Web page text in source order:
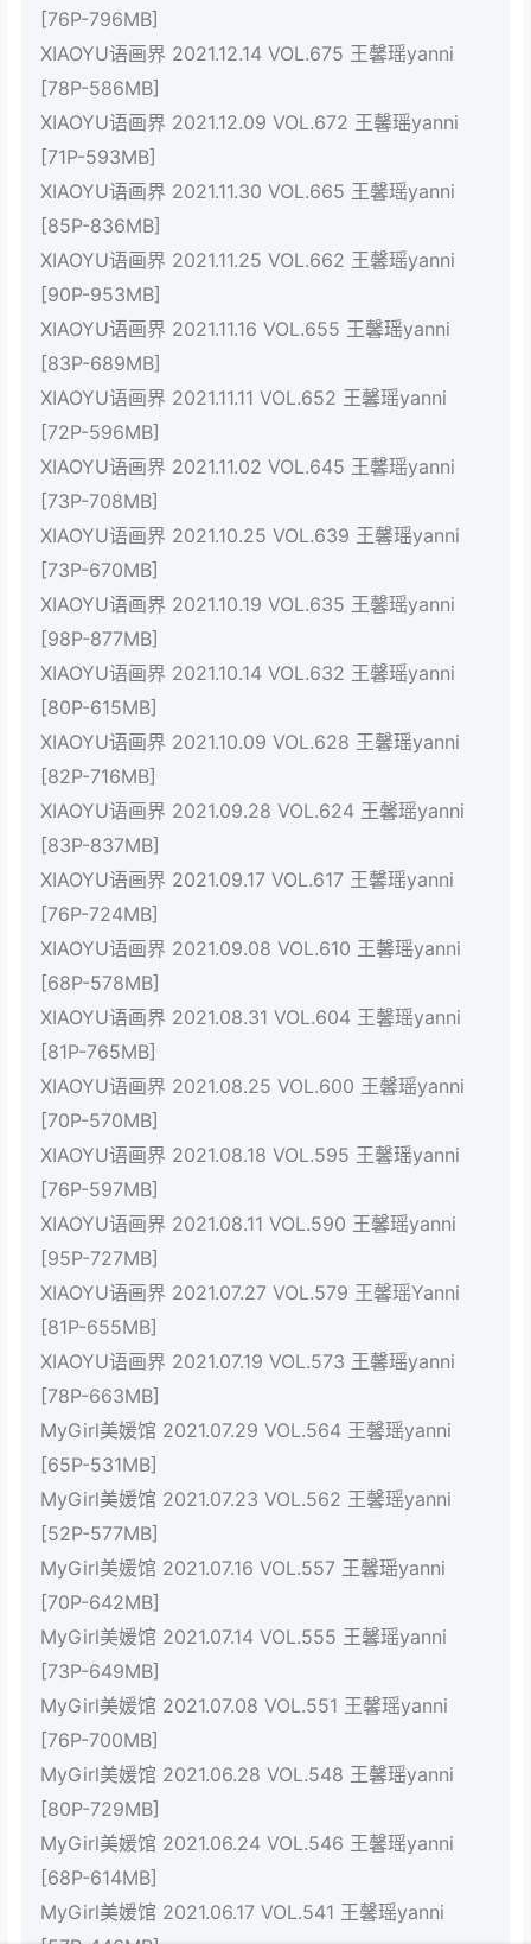
[76P-796MB]
XIAOYU语画界 2021.12.14 VOL.675 王馨瑶yanni
[78P-586MB]
XIAOYU语画界 2021.12.09 VOL.672 王馨瑶yanni
[71P-593MB]
XIAOYU语画界 2021.11.30 VOL.665 王馨瑶yanni
[85P-836MB]
XIAOYU语画界 2021.11.25 VOL.662 王馨瑶yanni
[90P-953MB]
XIAOYU语画界 2021.11.16 VOL.655 王馨瑶yanni
[83P-689MB]
XIAOYU语画界 2021.11.11 VOL.652 王馨瑶yanni
[72P-596MB]
XIAOYU语画界 2021.11.02 VOL.645 王馨瑶yanni
[73P-708MB]
XIAOYU语画界 2021.10.25 VOL.639 王馨瑶yanni
[73P-670MB]
XIAOYU语画界 2021.10.19 VOL.635 王馨瑶yanni
[98P-877MB]
XIAOYU语画界 2021.10.14 VOL.632 王馨瑶yanni
[80P-615MB]
XIAOYU语画界 2021.10.09 VOL.628 王馨瑶yanni
[82P-716MB]
XIAOYU语画界 2021.09.28 VOL.624 王馨瑶yanni
[83P-837MB]
XIAOYU语画界 2021.09.17 VOL.617 王馨瑶yanni
[76P-724MB]
XIAOYU语画界 2021.09.08 VOL.610 王馨瑶yanni
[68P-578MB]
XIAOYU语画界 2021.08.31 VOL.604 王馨瑶yanni
[81P-765MB]
XIAOYU语画界 2021.08.25 VOL.600 王馨瑶yanni
[70P-570MB]
XIAOYU语画界 2021.08.18 VOL.595 王馨瑶yanni
[76P-597MB]
XIAOYU语画界 2021.08.11 VOL.590 王馨瑶yanni
[95P-727MB]
XIAOYU语画界 2021.07.27 VOL.579 王馨瑶Yanni
[81P-655MB]
XIAOYU语画界 2021.07.19 VOL.573 王馨瑶yanni
[78P-663MB]
MyGirl美媛馆 2021.07.29 VOL.564 王馨瑶yanni
[65P-531MB]
MyGirl美媛馆 2021.07.23 VOL.562 王馨瑶yanni
[52P-577MB]
MyGirl美媛馆 2021.07.16 VOL.557 王馨瑶yanni
[70P-642MB]
MyGirl美媛馆 2021.07.14 VOL.555 王馨瑶yanni
[73P-649MB]
MyGirl美媛馆 2021.07.08 VOL.551 王馨瑶yanni
[76P-700MB]
MyGirl美媛馆 2021.06.28 VOL.548 王馨瑶yanni
[80P-729MB]
MyGirl美媛馆 2021.06.24 VOL.546 王馨瑶yanni
[68P-614MB]
MyGirl美媛馆 2021.06.17 VOL.541 王馨瑶yanni